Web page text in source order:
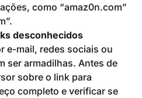
como “amaz0n.com”
desconhecidos
e-mail, redes sociais ou
ser armadilhas. Antes de
sobre o link para
completo e verificar se